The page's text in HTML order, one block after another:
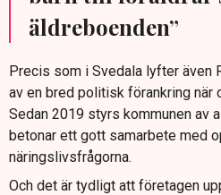
äldreboenden”
Precis som i Svedala lyfter även
av en bred politisk förankring
Sedan 2019 styrs kommunen av
betonar ett gott samarbete med
näringslivsfrågorna.
Och det är tydligt att företagen